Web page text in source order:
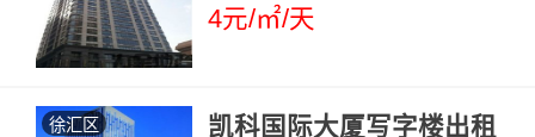
4元/㎡/天
徐汇区
凯科国际大厦写字楼出租